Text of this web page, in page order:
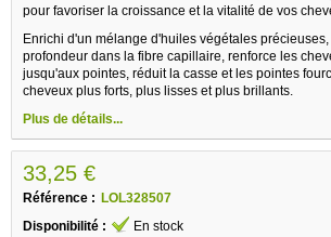
pour favoriser la croissance et la vitalité de vos
Enrichi d'un mélange d'huiles végétales
profondeur dans la fibre capillaire, renforce les
jusqu'aux pointes, réduit la casse et les pointes
cheveux plus forts, plus lisses et plus brillants.
Plus de détails...
33,25 €
Référence : LOL328507
Disponibilité :
En stock